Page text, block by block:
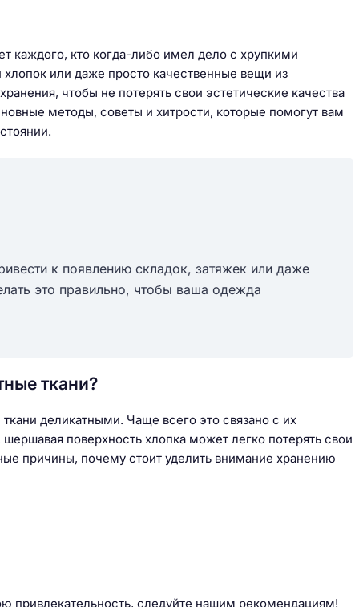
каждого, кто когда-либо имел дело с хрупкими
или даже просто качественные вещи из
чтобы не потерять свои эстетические качества
методы, советы и хитрости, которые помогут вам
к появлению складок, затяжек или даже
это правильно, чтобы ваша одежда
ткани?
деликатными. Чаще всего это связано с их
поверхность хлопка может легко потерять свои
причины, почему стоит уделить внимание хранению
привлекательность, следуйте нашим рекомендациям!